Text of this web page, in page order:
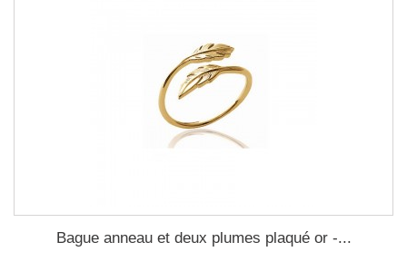
Bague anneau et deux plumes plaqué or -...